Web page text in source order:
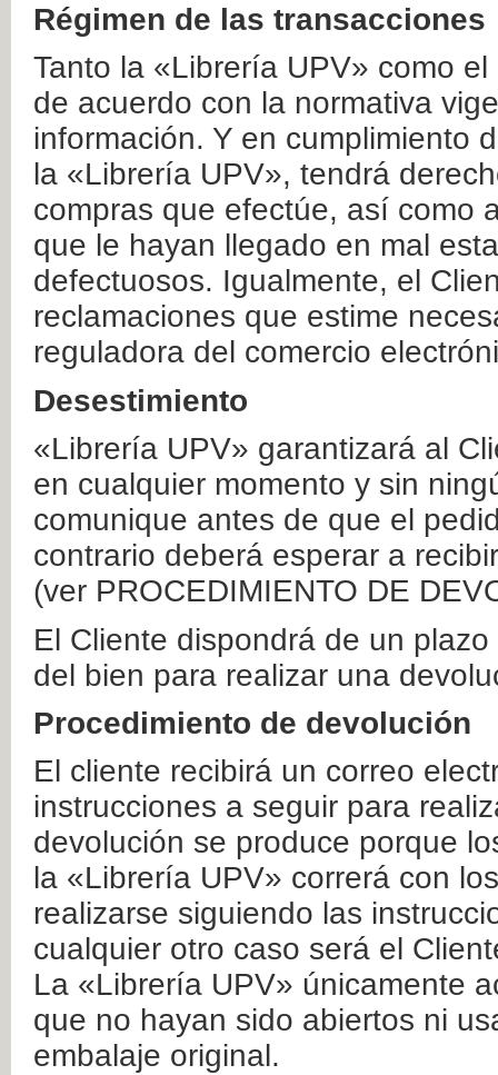
Régimen de las transacciones
Tanto la «Librería UPV» como
de acuerdo con la normativa
información. Y en cumplimiento
la «Librería UPV», tendrá
compras que efectúe, así como
que le hayan llegado en mal
defectuosos. Igualmente, el
reclamaciones que estime
reguladora del comercio
Desestimiento
«Librería UPV» garantizará al
en cualquier momento y sin
comunique antes de que el
contrario deberá esperar a
(ver PROCEDIMIENTO DE
El Cliente dispondrá de un
del bien para realizar una
Procedimiento de devolución
El cliente recibirá un correo
instrucciones a seguir para
devolución se produce porque
la «Librería UPV» correrá con
realizarse siguiendo las
cualquier otro caso será el
La «Librería UPV» únicamente
que no hayan sido abiertos ni
embalaje original.